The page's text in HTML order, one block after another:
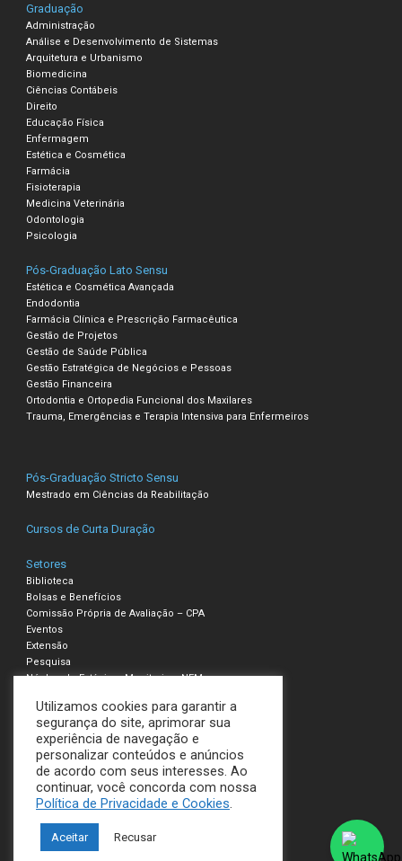
Graduação
Administração
Análise e Desenvolvimento de Sistemas
Arquitetura e Urbanismo
Biomedicina
Ciências Contábeis
Direito
Educação Física
Enfermagem
Estética e Cosmética
Farmácia
Fisioterapia
Medicina Veterinária
Odontologia
Psicologia
Pós-Graduação Lato Sensu
Estética e Cosmética Avançada
Endodontia
Farmácia Clínica e Prescrição Farmacêutica
Gestão de Projetos
Gestão de Saúde Pública
Gestão Estratégica de Negócios e Pessoas
Gestão Financeira
Ortodontia e Ortopedia Funcional dos Maxilares
Trauma, Emergências e Terapia Intensiva para Enfermeiros
Pós-Graduação Stricto Sensu
Mestrado em Ciências da Reabilitação
Cursos de Curta Duração
Setores
Biblioteca
Bolsas e Benefícios
Comissão Própria de Avaliação – CPA
Eventos
Extensão
Pesquisa
Núcleo de Estágio e Monitoria – NEM
Compliance – Ouvidoria
Política de Privacidade e Cookies
Termos de Uso
UNILAVRAS
Utilizamos cookies para garantir a
segurança do site, aprimorar sua
experiência de navegação e
personalizar conteúdos e anúncios
de acordo com seus interesses. Ao
continuar, você concorda com nossa
Política de Privacidade e Cookies.
Aceitar Recusar